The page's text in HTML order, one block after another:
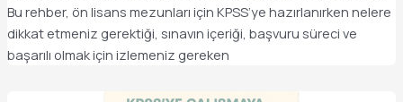
Bu rehber, ön lisans mezunları için KPSS’ye hazırlanırken nelere
dikkat etmeniz gerektiği, sınavın içeriği, başvuru süreci ve
başarılı olmak için izlemeniz gereken